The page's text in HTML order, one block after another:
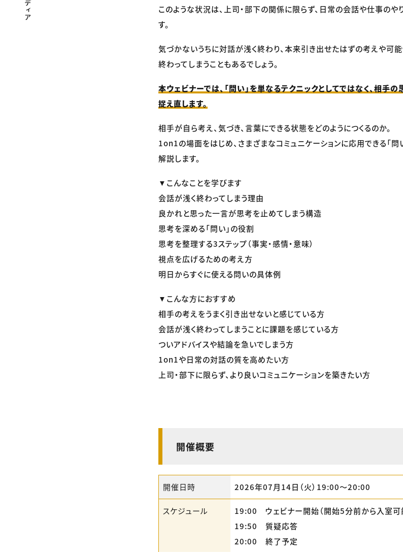
このような状況は、上司・部下の関係に限らず、日常の会話や仕事のや
す。
気づかないうちに対話が浅く終わり、本来引き出せたはずの考えや可
終わってしまうこともあるでしょう。
本ウェビナーでは、「問い」を単なるテクニックとしてではなく、相手
捉え直します。
相手が自ら考え、気づき、言葉にできる状態をどのようにつくるのか。
1on1の場面をはじめ、さまざまなコミュニケーションに応用できる「
解説します。
▼こんなことを学びます
会話が浅く終わってしまう理由
良かれと思った一言が思考を止めてしまう構造
思考を深める「問い」の役割
思考を整理する3ステップ（事実・感情・意味）
視点を広げるための考え方
明日からすぐに使える問いの具体例
▼こんな方におすすめ
相手の考えをうまく引き出せないと感じている方
会話が浅く終わってしまうことに課題を感じている方
ついアドバイスや結論を急いでしまう方
1on1や日常の対話の質を高めたい方
上司・部下に限らず、より良いコミュニケーションを築きたい方
開催概要
開催日時 2026年07月14日（火）19:00〜20:00
スケジュール
19:00 ウェビナー開始（開始5分前から入室可
19:50 質疑応答
20:00 終了予定